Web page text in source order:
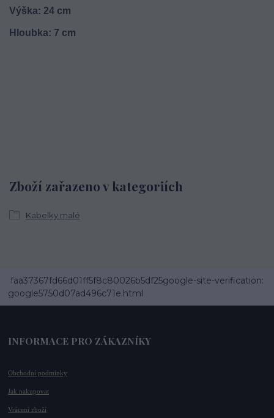
Výška: 24 cm
Hloubka: 7 cm
Zboží zařazeno v kategoriích
Kabelky malé
faa37367fd66d01ff5f8c80026b5df25google-site-verification:
google5750d07ad496c71e.html
INFORMACE PRO ZÁKAZNÍKY
Obchodní podmínky
Jak nakupovat
Vrácení zboží